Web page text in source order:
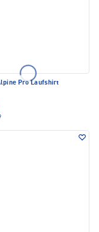
Pro Laufshirt